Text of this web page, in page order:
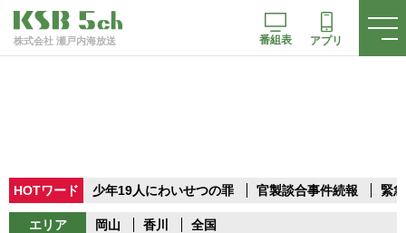
株式会社 瀬戸内海放送 番組表 アプリ
HOTワード 少年19人にわいせつの罪 官製談合事件続報 緊
エリア 岡山 香川 全国